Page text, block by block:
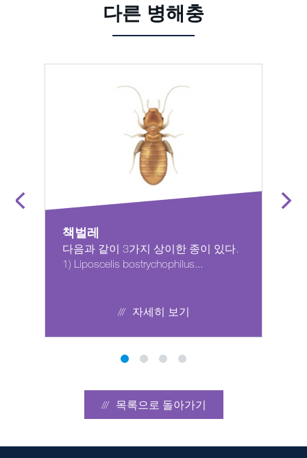
다른 병해충
책벌레
다음과 같이 3가지 상이한 종이 있다.
1) Liposcelis bostrychophilus...
자세히 보기
목록으로 돌아가기